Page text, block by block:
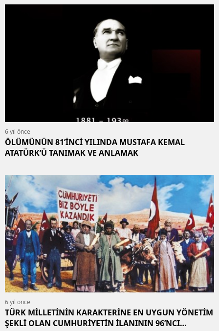
6 yıl önce
ÖLÜMÜNÜN 81’İNCİ YILINDA MUSTAFA KEMAL
ATATÜRK’Ü TANIMAK VE ANLAMAK
6 yıl önce
TÜRK MİLLETİNİN KARAKTERİNE EN UYGUN YÖNETİM
ŞEKLİ OLAN CUMHURİYETİN İLANININ 96’NCI